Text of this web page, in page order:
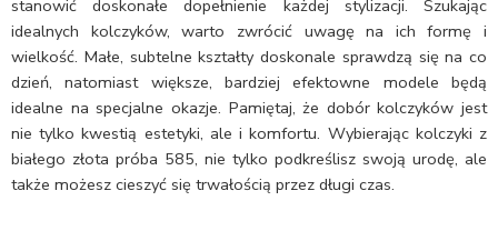
stanowić doskonałe dopełnienie każdej stylizacji. Szukając
idealnych kolczyków, warto zwrócić uwagę na ich formę i
wielkość. Małe, subtelne kształty doskonale sprawdzą się na co
dzień, natomiast większe, bardziej efektowne modele będą
idealne na specjalne okazje. Pamiętaj, że dobór kolczyków jest
nie tylko kwestią estetyki, ale i komfortu. Wybierając kolczyki z
białego złota próba 585, nie tylko podkreślisz swoją urodę, ale
także możesz cieszyć się trwałością przez długi czas.